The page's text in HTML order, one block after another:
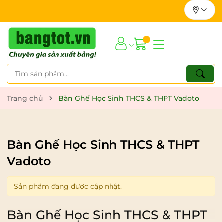
Trang chủ Bàn Ghế Học Sinh THCS & THPT Vadoto
Bàn Ghế Học Sinh THCS & THPT
Vadoto
Sản phẩm đang được cập nhật.
Bàn Ghế Học Sinh THCS & THPT